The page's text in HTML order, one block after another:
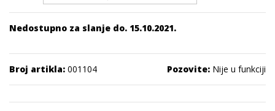
Nedostupno za slanje do. 15.10.2021.
Broj artikla: 001104 Pozovite: Nije u funkciji